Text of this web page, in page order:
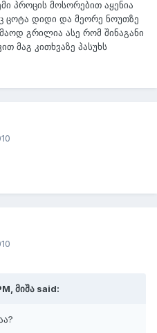
პროცის მოსორებით აყენია
ცოტა დიდი და მეორე ნოუთზე
გრილია ასე რომ შინაგანი
მაგ კითხვაზე პასუხს
მიშა said: